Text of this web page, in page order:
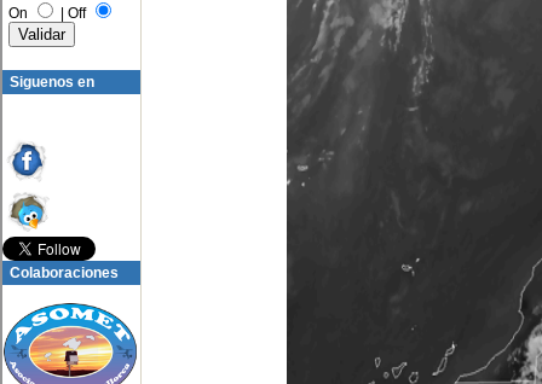
On
| Off
Siguenos en
Colaboraciones